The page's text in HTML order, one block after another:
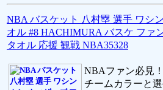
NBA バスケット 八村塁 選手 ワシ
オル #8 HACHIMURA バスケ ファ
タオル 応援 観戦 NBA35328
NBAファン必見！
チームカラーと